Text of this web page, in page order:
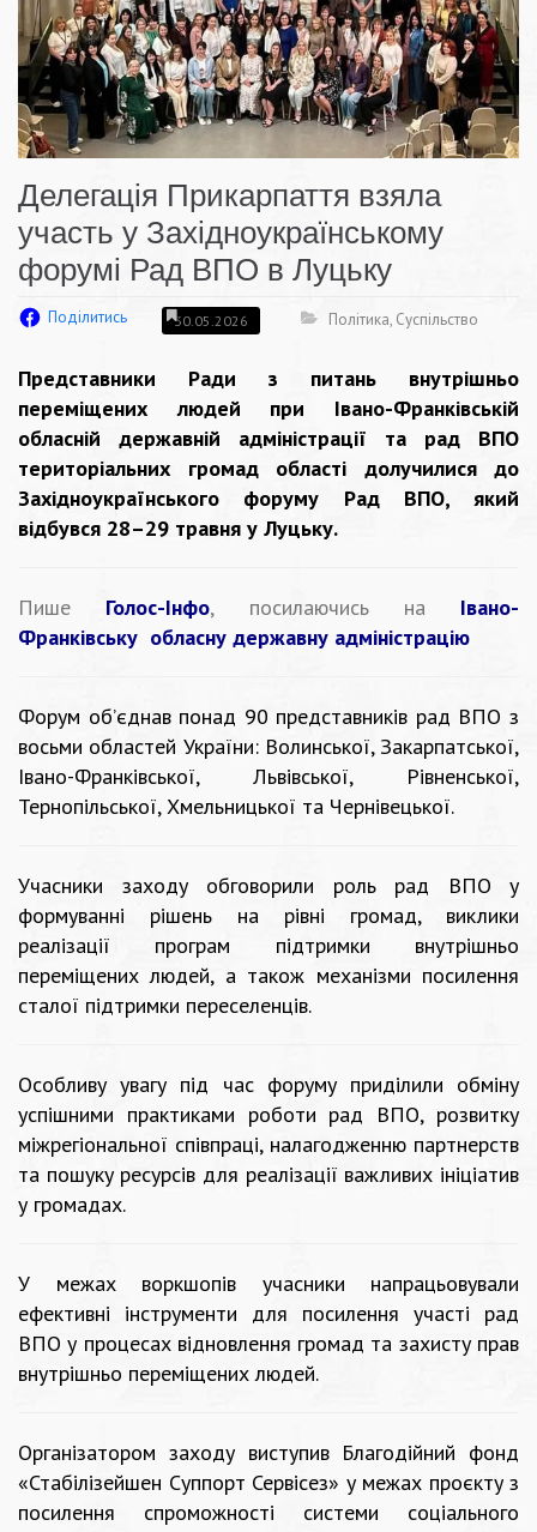
Делегація Прикарпаття взяла
участь у Західноукраїнському
форумі Рад ВПО в Луцьку
Поділитись 30.05.2026 Політика, Суспільство
Представники Ради з питань внутрішньо
переміщених людей при Івано-Франківській
обласній державній адміністрації та рад ВПО
територіальних громад області долучилися до
Західноукраїнського форуму Рад ВПО, який
відбувся 28–29 травня у Луцьку.
Пише Голос-Інфо, посилаючись на
Івано-
Франківську обласну державну адміністрацію
Форум об’єднав понад 90 представників рад ВПО з
восьми областей України: Волинської, Закарпатської,
Івано-Франківської, Львівської, Рівненської,
Тернопільської, Хмельницької та Чернівецької.
Учасники заходу обговорили роль рад ВПО у
формуванні рішень на рівні громад, виклики
реалізації програм підтримки внутрішньо
переміщених людей, а також механізми посилення
сталої підтримки переселенців.
Особливу увагу під час форуму приділили обміну
успішними практиками роботи рад ВПО, розвитку
міжрегіональної співпраці, налагодженню партнерств
та пошуку ресурсів для реалізації важливих ініціатив
у громадах.
У межах воркшопів учасники напрацьовували
ефективні інструменти для посилення участі рад
ВПО у процесах відновлення громад та захисту прав
внутрішньо переміщених людей.
Організатором заходу виступив Благодійний фонд
«Стабілізейшен Суппорт Сервісез» у межах проєкту з
посилення спроможності системи соціального